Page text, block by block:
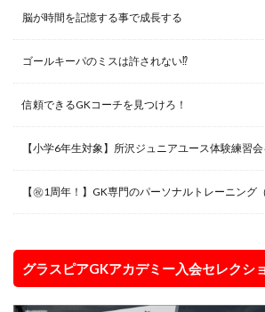
脳が時間を記憶する事で成長する
ゴールキーパのミスは許されない⁉︎
信頼できるGKコーチを見つけろ！
【小学6年生対象】所沢ジュニアユース体験練習会
【㊗️1周年！】GK専門のパーソナルトレーニング
グラスピアGKアカデミー入会セレクシ